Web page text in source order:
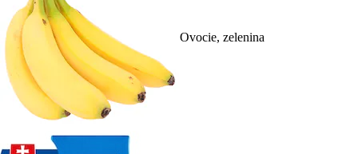
Ovocie, zelenina